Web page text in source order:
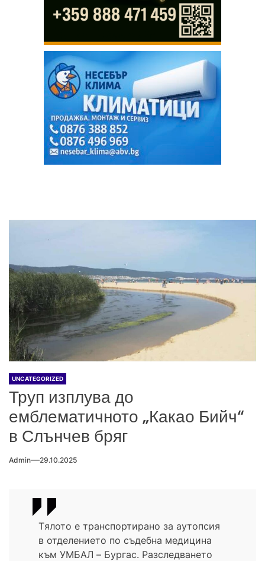
UNCATEGORIZED
Труп изплува до
емблематичното „Какао Бийч“
в Слънчев бряг
Admin 29.10.2025
Tялото е транспортирано за аутопсия
в отделението по съдебна медицина
към УМБАЛ – Бургас. Разследването